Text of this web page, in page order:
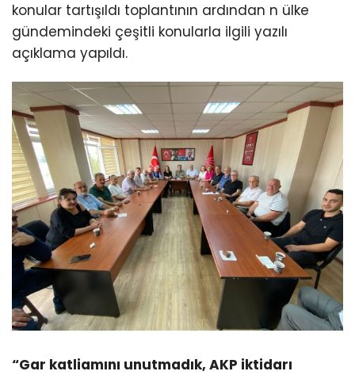
konular tartışıldı toplantının ardından n ülke
gündemindeki çeşitli konularla ilgili yazılı
açıklama yapıldı.
“Gar katliamını unutmadık, AKP iktidarı